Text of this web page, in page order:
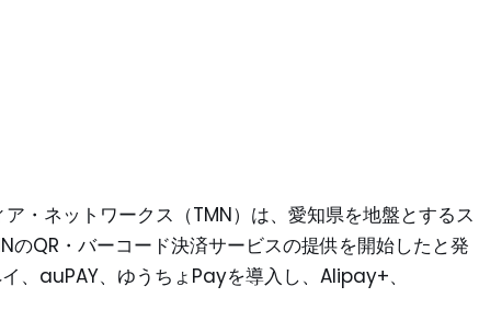
・ネットワークス（TMN）は、愛知県を地盤とするス
QR・バーコード決済サービスの提供を開始したと発
、auPAY、ゆうちょPayを導入し、Alipay+、